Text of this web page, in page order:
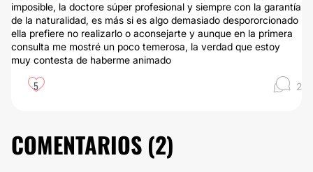
imposible, la doctore súper profesional y siempre con la garantía
de la naturalidad, es más si es algo demasiado despororcionado
ella prefiere no realizarlo o aconsejarte y aunque en la primera
consulta me mostré un poco temerosa, la verdad que estoy
muy contesta de haberme animado
5 2
COMENTARIOS (2)